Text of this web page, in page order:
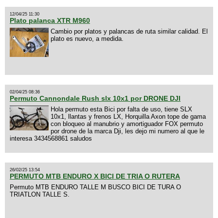
12/04/25 11:30
Plato palanca XTR M960
Cambio por platos y palancas de ruta similar calidad. El
plato es nuevo, a medida.
02/04/25 08:36
Permuto Cannondale Rush slx 10x1 por DRONE DJI
Hola permuto esta Bici por falta de uso, tiene SLX
10x1, llantas y frenos LX, Horquilla Axon tope de gama
con bloqueo al manubrio y amortiguador FOX permuto
por drone de la marca Dji, les dejo mi numero al que le
interesa 3434568861 saludos
26/02/25 13:54
PERMUTO MTB ENDURO X BICI DE TRIA O RUTERA
Permuto MTB ENDURO TALLE M BUSCO BICI DE TURA O
TRIATLON TALLE S.